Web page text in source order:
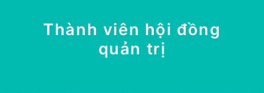
Thành viên hội đồng
quản trị